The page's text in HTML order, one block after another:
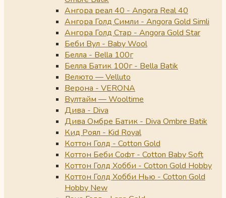
Ангора реал 40 - Angora Real 40
Ангора Голд Симли - Angora Gold Simli
Ангора Голд Стар - Angora Gold Star
Беби Вул - Baby Wool
Белла - Bella 100г
Белла Батик 100г - Bella Batik
Велюто — Velluto
Верона - VERONA
Вултайм — Wooltime
Дива - Diva
Дива Омбре Батик - Diva Ombre Batik
Кид Роял - Kid Royal
Коттон Голд - Cotton Gold
Коттон Беби Софт - Cotton Baby Soft
Коттон Голд Хобби - Cotton Gold Hobby
Коттон Голд Хобби Нью - Cotton Gold
Hobby New